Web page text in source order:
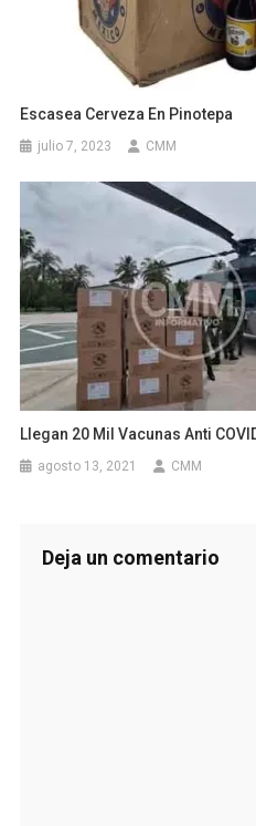
Escasea Cerveza En Pinotepa
julio 7, 2023 CMM
Llegan 20 Mil Vacunas Anti
agosto 13, 2021 CMM
Deja un comentario